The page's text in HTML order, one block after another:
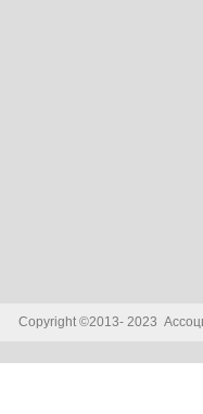
Copyright ©2013- 2023